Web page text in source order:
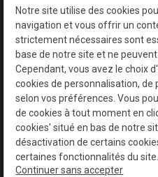
Mentions légales
Politique de
confidentialité
Gestion
des
cookies
Plan du
site
Notre site utilise des cookies
navigation et vous offrir un
strictement nécessaires sont
base de notre site et ne
Cependant, vous avez le choix
cookies de personnalisation,
selon vos préférences. Vous
de cookies à tout moment en
cookies' situé en bas de notre
désactivation de certains
certaines fonctionnalités du site.
Continuer sans accepter